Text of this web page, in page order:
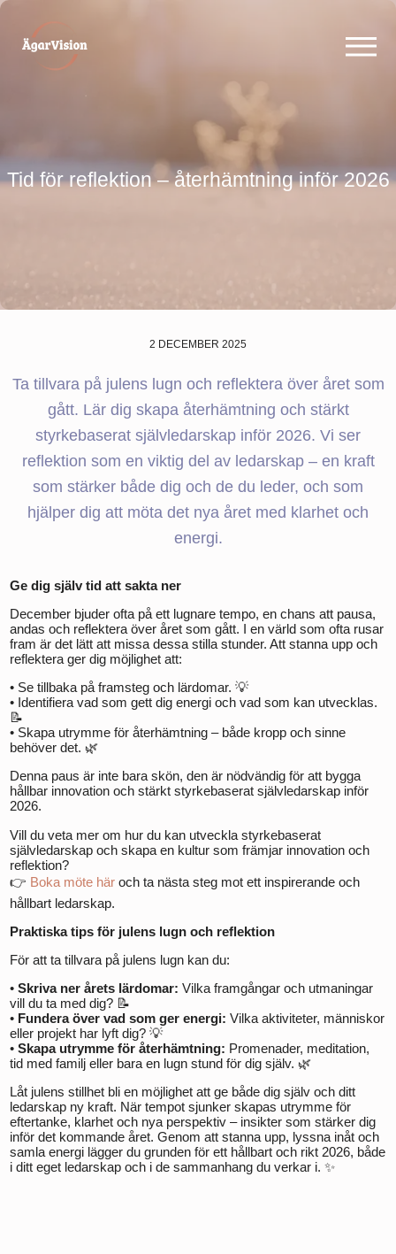
Tid för reflektion – återhämtning inför 2026
2 DECEMBER 2025
Ta tillvara på julens lugn och reflektera över året som
gått. Lär dig skapa återhämtning och stärkt
styrkebaserat självledarskap inför 2026. Vi ser
reflektion som en viktig del av ledarskap – en kraft
som stärker både dig och de du leder, och som
hjälper dig att möta det nya året med klarhet och
energi.
Ge dig själv tid att sakta ner
December bjuder ofta på ett lugnare tempo, en chans att pausa,
andas och reflektera över året som gått. I en värld som ofta rusar
fram är det lätt att missa dessa stilla stunder. Att stanna upp och
reflektera ger dig möjlighet att:
• Se tillbaka på framsteg och lärdomar. 💡
• Identifiera vad som gett dig energi och vad som kan utvecklas.
📝
• Skapa utrymme för återhämtning – både kropp och sinne
behöver det. 🌿
Denna paus är inte bara skön, den är nödvändig för att bygga
hållbar innovation och stärkt styrkebaserat självledarskap inför
2026.
Vill du veta mer om hur du kan utveckla styrkebaserat
självledarskap och skapa en kultur som främjar innovation och
reflektion?
👉 Boka möte här och ta nästa steg mot ett inspirerande och
hållbart ledarskap.
Praktiska tips för julens lugn och reflektion
För att ta tillvara på julens lugn kan du:
•Skriva ner årets lärdomar: Vilka framgångar och utmaningar
vill du ta med dig? 📝
• Fundera över vad som ger energi: Vilka aktiviteter, människor
eller projekt har lyft dig? 💡
•Skapa utrymme för återhämtning: Promenader, meditation,
tid med familj eller bara en lugn stund för dig själv. 🌿
Låt julens stillhet bli en möjlighet att ge både dig själv och ditt
ledarskap ny kraft. När tempot sjunker skapas utrymme för
eftertanke, klarhet och nya perspektiv – insikter som stärker dig
inför det kommande året. Genom att stanna upp, lyssna inåt och
samla energi lägger du grunden för ett hållbart och rikt 2026, både
i ditt eget ledarskap och i de sammanhang du verkar i. ✨